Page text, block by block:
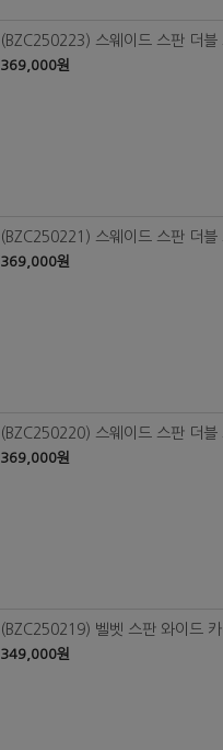
(BZC250223) 스웨이드 스판 더블
369,000원
(BZC250221) 스웨이드 스판 더블
369,000원
(BZC250220) 스웨이드 스판 더블
369,000원
(BZC250219) 벨벳 스판 와이드
349,000원